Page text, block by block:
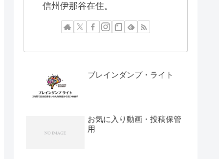
信州伊那谷在住。
ブレインダンプ・ライト
お気に入り動画・投稿保管
用